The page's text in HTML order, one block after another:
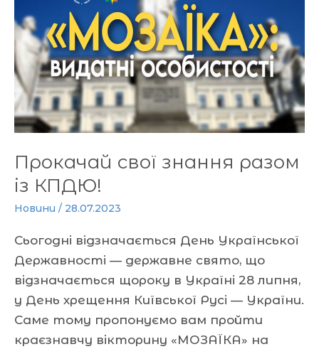
Прокачай свої знання разом
із КПДЮ!
Новини / 28.07.2023
Сьогодні відзначається День Української
Державності — державне свято, що
відзначається щороку в Україні 28 липня,
у День хрещення Київської Русі — України.
Саме тому пропонуємо вам пройти
краєзнавчу вікторину «МОЗАЇКА» на
із
КПДЮ!